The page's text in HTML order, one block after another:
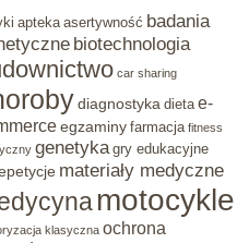
apteka asertywność badania
biotechnologia
car sharing
diagnostyka dieta e-
egzaminy farmacja fitness
genetyka gry edukacyjne
materiały medyczne
motocykle
klasyczna ochrona